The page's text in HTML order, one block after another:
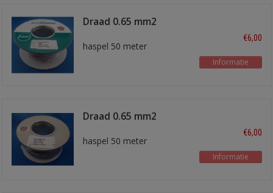
Draad 0.65 mm2
haspel 50 meter
€6,00
Informatie
Draad 0.65 mm2
haspel 50 meter
€6,00
Informatie